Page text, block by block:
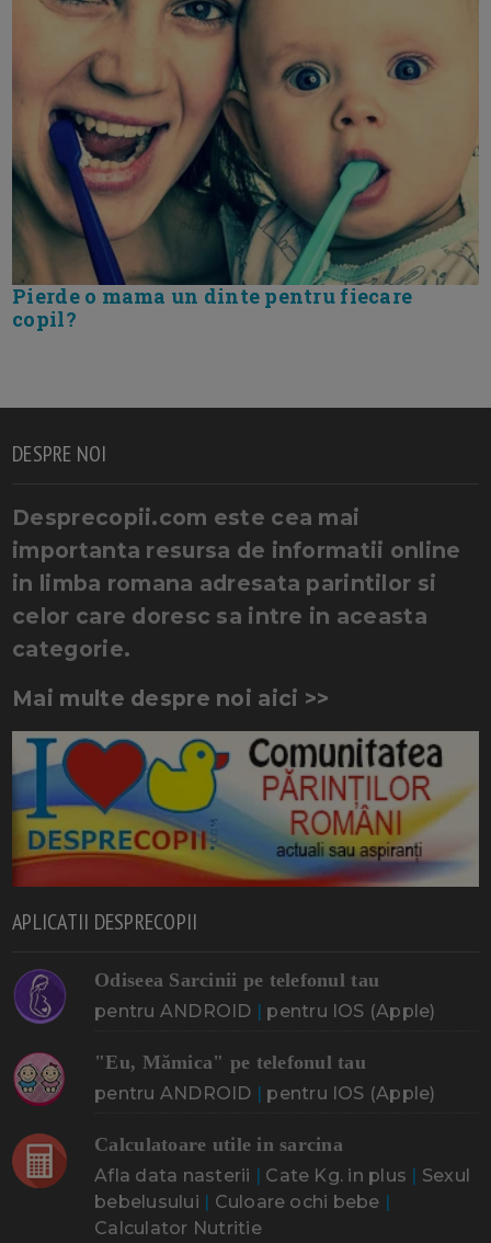
Pierde o mama un dinte pentru fiecare
copil?
DESPRE NOI
Desprecopii.com este cea mai
importanta resursa de informatii online
in limba romana adresata parintilor si
celor care doresc sa intre in aceasta
categorie.
Mai multe despre noi aici >>
APLICATII DESPRECOPII
Odiseea Sarcinii pe telefonul tau
pentru ANDROID | pentru IOS (Apple)
"Eu, Mămica" pe telefonul tau
pentru ANDROID | pentru IOS (Apple)
Calculatoare utile in sarcina
Afla data nasterii | Cate Kg. in plus | Sexul
bebelusului | Culoare ochi bebe |
Calculator Nutritie